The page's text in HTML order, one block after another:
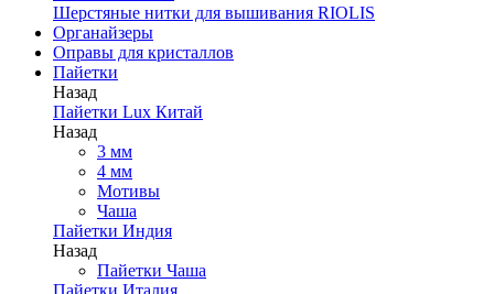
Шерстяные нитки для вышивания RIOLIS
Органайзеры
Оправы для кристаллов
Пайетки
Назад
Пайетки Lux Китай
Назад
3 мм
4 мм
Мотивы
Чаша
Пайетки Индия
Назад
Пайетки Чаша
Пайетки Италия